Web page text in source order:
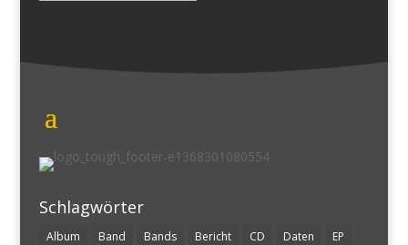
Schlagwörter
Album Band Bands Bericht CD Daten EP